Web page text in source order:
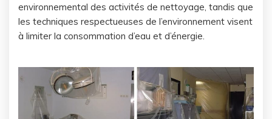
environnemental des activités de nettoyage, tandis que
les techniques respectueuses de l’environnement visent
à limiter la consommation d’eau et d’énergie.